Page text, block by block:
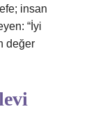
insan
“İyi
değer